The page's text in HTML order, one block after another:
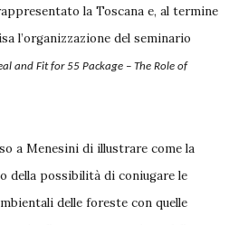
la Toscana e, al termine
l’organizzazione del seminario
and Fit for 55 Package – The Role of
a Menesini di illustrare come la
della possibilità di coniugare le
delle foreste con quelle